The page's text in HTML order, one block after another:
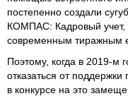
постепенно создали
КОМПАС: Кадровый учет,
современным тиражным
Поэтому, когда в 2019-м
отказаться от
в конкурсе на это